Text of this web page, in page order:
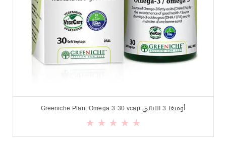
أوميغا 3 النباتي Greeniche Plant Omega 3 30 vcap